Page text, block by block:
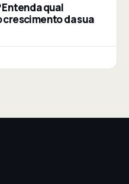
Entenda qual
da sua